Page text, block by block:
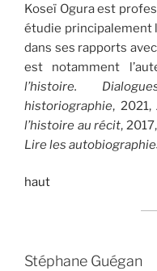
Koseï Ogura est
étudie principalement
dans ses rapports
est notamment
l’histoire.
historiographie, 2021,
l’histoire au récit, 2017,
Lire les
haut
Stéphane Guégan